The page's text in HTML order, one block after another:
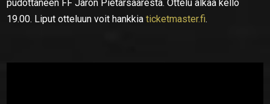
pudottaneen FF Jaron Pietarsaaresta. Ottelu alkaa kello
19.00. Liput otteluun voit hankkiaticketmaster.fi.